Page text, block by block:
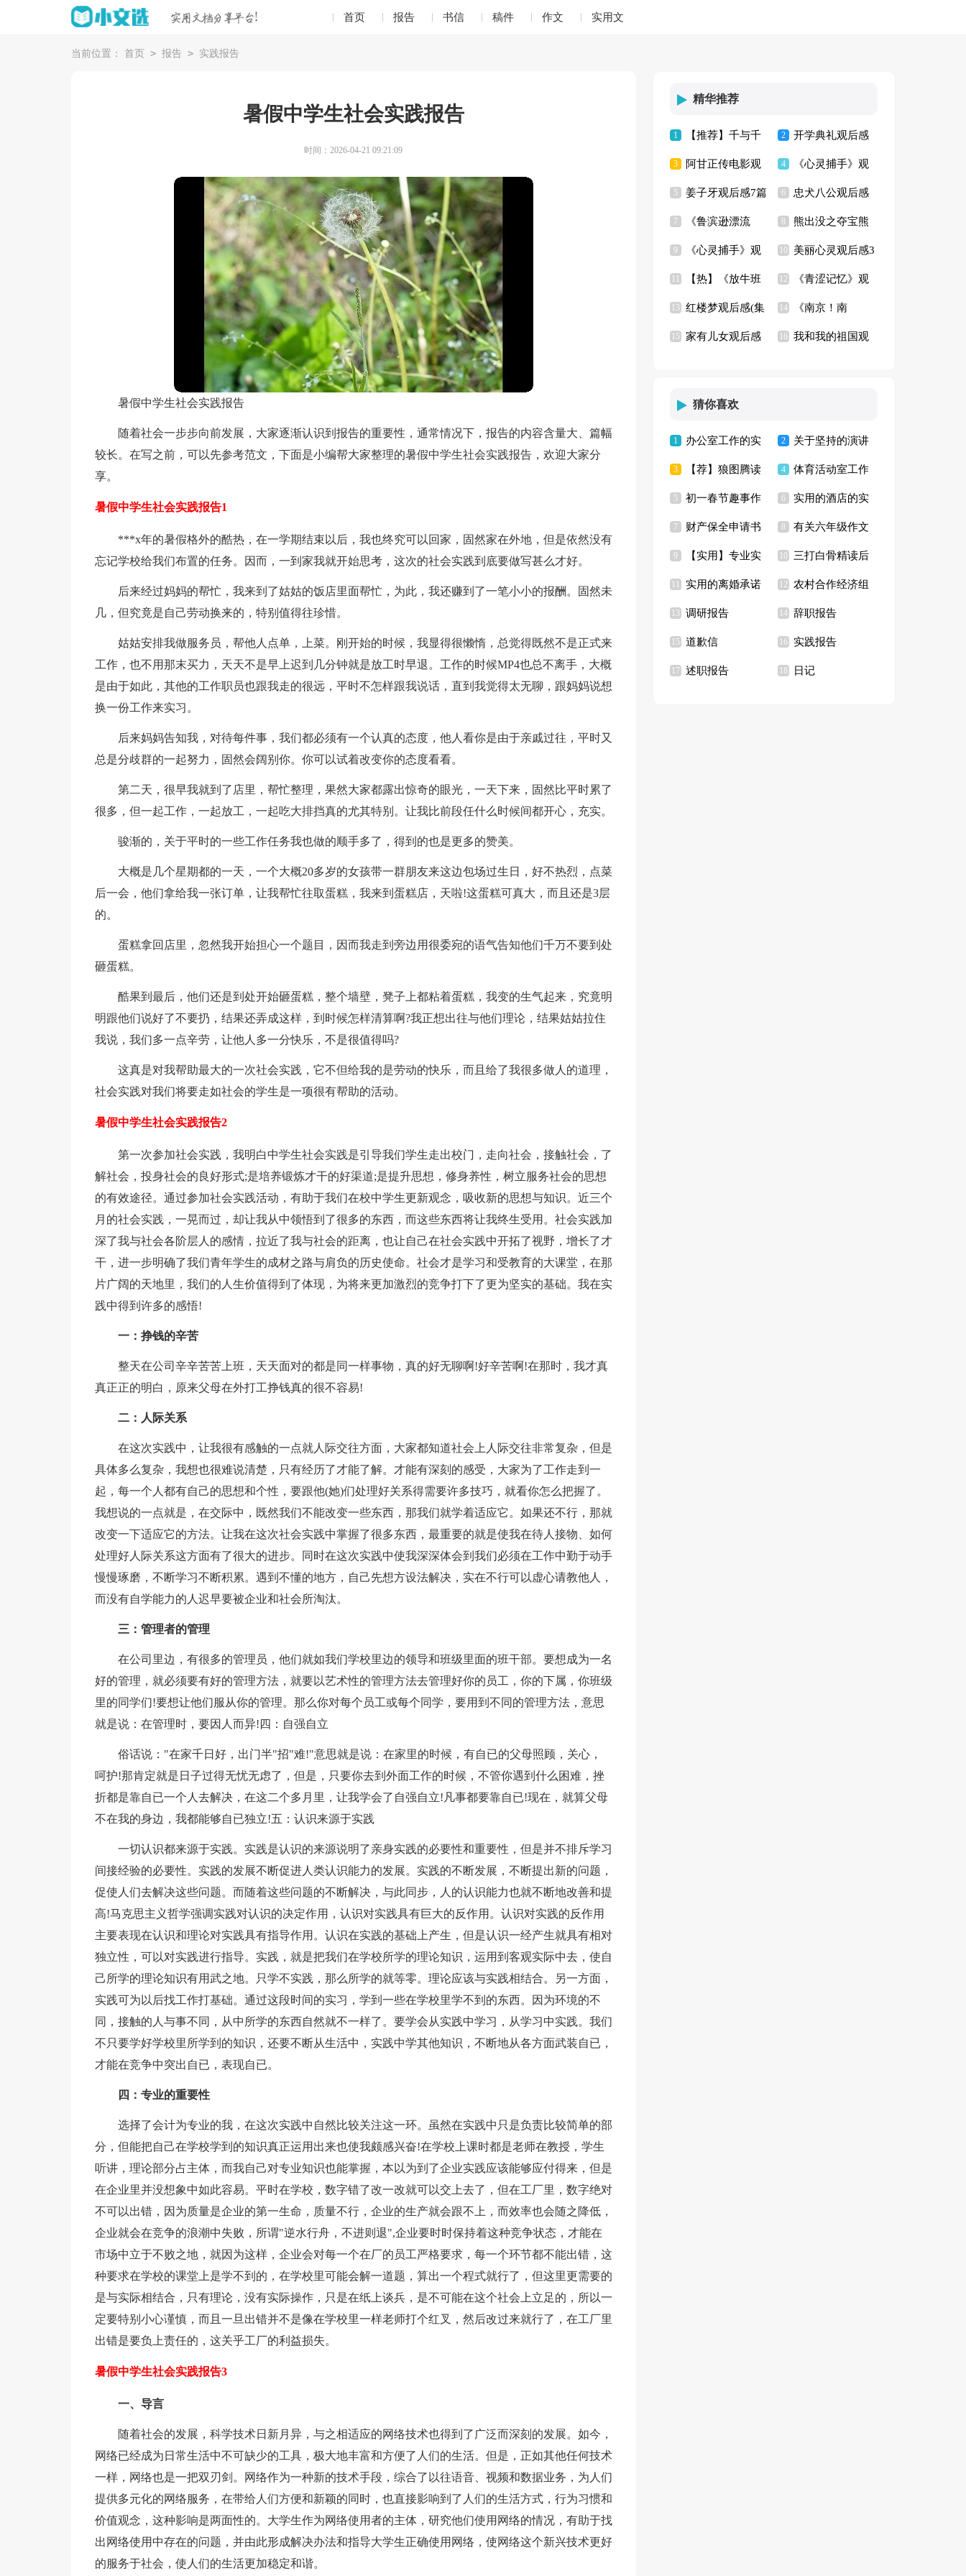
首页 报告 书信 稿件 作文 实用文
当前位置： 首页 > 报告 > 实践报告
暑假中学生社会实践报告
时间：2026-04-21 09:21:09
暑假中学生社会实践报告
随着社会一步步向前发展，大家逐渐认识到报告的重要性，通常情况下，报告的内容含量大、篇幅
较长。在写之前，可以先参考范文，下面是小编帮大家整理的暑假中学生社会实践报告，欢迎大家分
享。
暑假中学生社会实践报告1
***x年的暑假格外的酷热，在一学期结束以后，我也终究可以回家，固然家在外地，但是依然没有
忘记学校给我们布置的任务。因而，一到家我就开始思考，这次的社会实践到底要做写甚么才好。
后来经过妈妈的帮忙，我来到了姑姑的饭店里面帮忙，为此，我还赚到了一笔小小的报酬。固然未
几，但究竟是自己劳动换来的，特别值得往珍惜。
姑姑安排我做服务员，帮他人点单，上菜。刚开始的时候，我显得很懒惰，总觉得既然不是正式来
工作，也不用那末买力，天天不是早上迟到几分钟就是放工时早退。工作的时候MP4也总不离手，大概
是由于如此，其他的工作职员也跟我走的很远，平时不怎样跟我说话，直到我觉得太无聊，跟妈妈说想
换一份工作来实习。
后来妈妈告知我，对待每件事，我们都必须有一个认真的态度，他人看你是由于亲戚过往，平时又
总是分歧群的一起努力，固然会阔别你。你可以试着改变你的态度看看。
第二天，很早我就到了店里，帮忙整理，果然大家都露出惊奇的眼光，一天下来，固然比平时累了
很多，但一起工作，一起放工，一起吃大排挡真的尤其特别。让我比前段任什么时候间都开心，充实。
骏渐的，关于平时的一些工作任务我也做的顺手多了，得到的也是更多的赞美。
大概是几个星期都的一天，一个大概20多岁的女孩带一群朋友来这边包场过生日，好不热烈，点菜
后一会，他们拿给我一张订单，让我帮忙往取蛋糕，我来到蛋糕店，天啦!这蛋糕可真大，而且还是3层
的。
蛋糕拿回店里，忽然我开始担心一个题目，因而我走到旁边用很委宛的语气告知他们千万不要到处
砸蛋糕。
酷果到最后，他们还是到处开始砸蛋糕，整个墙壁，凳子上都粘着蛋糕，我变的生气起来，究竟明
明跟他们说好了不要扔，结果还弄成这样，到时候怎样清算啊?我正想出往与他们理论，结果姑姑拉住
我说，我们多一点辛劳，让他人多一分快乐，不是很值得吗?
这真是对我帮助最大的一次社会实践，它不但给我的是劳动的快乐，而且给了我很多做人的道理，
社会实践对我们将要走如社会的学生是一项很有帮助的活动。
暑假中学生社会实践报告2
第一次参加社会实践，我明白中学生社会实践是引导我们学生走出校门，走向社会，接触社会，了
解社会，投身社会的良好形式;是培养锻炼才干的好渠道;是提升思想，修身养性，树立服务社会的思想
的有效途径。通过参加社会实践活动，有助于我们在校中学生更新观念，吸收新的思想与知识。近三个
月的社会实践，一晃而过，却让我从中领悟到了很多的东西，而这些东西将让我终生受用。社会实践加
深了我与社会各阶层人的感情，拉近了我与社会的距离，也让自己在社会实践中开拓了视野，增长了才
干，进一步明确了我们青年学生的成材之路与肩负的历史使命。社会才是学习和受教育的大课堂，在那
片广阔的天地里，我们的人生价值得到了体现，为将来更加激烈的竞争打下了更为坚实的基础。我在实
践中得到许多的感悟!
一：挣钱的辛苦
整天在公司辛辛苦苦上班，天天面对的都是同一样事物，真的好无聊啊!好辛苦啊!在那时，我才真
真正正的明白，原来父母在外打工挣钱真的很不容易!
二：人际关系
在这次实践中，让我很有感触的一点就人际交往方面，大家都知道社会上人际交往非常复杂，但是
具体多么复杂，我想也很难说清楚，只有经历了才能了解。才能有深刻的感受，大家为了工作走到一
起，每一个人都有自己的思想和个性，要跟他(她)们处理好关系得需要许多技巧，就看你怎么把握了。
我想说的一点就是，在交际中，既然我们不能改变一些东西，那我们就学着适应它。如果还不行，那就
改变一下适应它的方法。让我在这次社会实践中掌握了很多东西，最重要的就是使我在待人接物、如何
处理好人际关系这方面有了很大的进步。同时在这次实践中使我深深体会到我们必须在工作中勤于动手
慢慢琢磨，不断学习不断积累。遇到不懂的地方，自己先想方设法解决，实在不行可以虚心请教他人，
而没有自学能力的人迟早要被企业和社会所淘汰。
三：管理者的管理
在公司里边，有很多的管理员，他们就如我们学校里边的领导和班级里面的班干部。要想成为一名
好的管理，就必须要有好的管理方法，就要以艺术性的管理方法去管理好你的员工，你的下属，你班级
里的同学们!要想让他们服从你的管理。那么你对每个员工或每个同学，要用到不同的管理方法，意思
就是说：在管理时，要因人而异!四：自强自立
俗话说："在家千日好，出门半"招"难!"意思就是说：在家里的时候，有自已的父母照顾，关心，
呵护!那肯定就是日子过得无忧无虑了，但是，只要你去到外面工作的时候，不管你遇到什么困难，挫
折都是靠自已一个人去解决，在这二个多月里，让我学会了自强自立!凡事都要靠自已!现在，就算父母
不在我的身边，我都能够自已独立!五：认识来源于实践
一切认识都来源于实践。实践是认识的来源说明了亲身实践的必要性和重要性，但是并不排斥学习
间接经验的必要性。实践的发展不断促进人类认识能力的发展。实践的不断发展，不断提出新的问题，
促使人们去解决这些问题。而随着这些问题的不断解决，与此同步，人的认识能力也就不断地改善和提
高!马克思主义哲学强调实践对认识的决定作用，认识对实践具有巨大的反作用。认识对实践的反作用
主要表现在认识和理论对实践具有指导作用。认识在实践的基础上产生，但是认识一经产生就具有相对
独立性，可以对实践进行指导。实践，就是把我们在学校所学的理论知识，运用到客观实际中去，使自
己所学的理论知识有用武之地。只学不实践，那么所学的就等零。理论应该与实践相结合。另一方面，
实践可为以后找工作打基础。通过这段时间的实习，学到一些在学校里学不到的东西。因为环境的不
同，接触的人与事不同，从中所学的东西自然就不一样了。要学会从实践中学习，从学习中实践。我们
不只要学好学校里所学到的知识，还要不断从生活中，实践中学其他知识，不断地从各方面武装自已，
才能在竞争中突出自已，表现自已。
四：专业的重要性
选择了会计为专业的我，在这次实践中自然比较关注这一环。虽然在实践中只是负责比较简单的部
分，但能把自己在学校学到的知识真正运用出来也使我颇感兴奋!在学校上课时都是老师在教授，学生
听讲，理论部分占主体，而我自己对专业知识也能掌握，本以为到了企业实践应该能够应付得来，但是
在企业里并没想象中如此容易。平时在学校，数字错了改一改就可以交上去了，但在工厂里，数字绝对
不可以出错，因为质量是企业的第一生命，质量不行，企业的生产就会跟不上，而效率也会随之降低，
企业就会在竞争的浪潮中失败，所谓"逆水行舟，不进则退",企业要时时保持着这种竞争状态，才能在
市场中立于不败之地，就因为这样，企业会对每一个在厂的员工严格要求，每一个环节都不能出错，这
种要求在学校的课堂上是学不到的，在学校里可能会解一道题，算出一个程式就行了，但这里更需要的
是与实际相结合，只有理论，没有实际操作，只是在纸上谈兵，是不可能在这个社会上立足的，所以一
定要特别小心谨慎，而且一旦出错并不是像在学校里一样老师打个红叉，然后改过来就行了，在工厂里
出错是要负上责任的，这关乎工厂的利益损失。
暑假中学生社会实践报告3
一、导言
随着社会的发展，科学技术日新月异，与之相适应的网络技术也得到了广泛而深刻的发展。如今，
网络已经成为日常生活中不可缺少的工具，极大地丰富和方便了人们的生活。但是，正如其他任何技术
一样，网络也是一把双刃剑。网络作为一种新的技术手段，综合了以往语音、视频和数据业务，为人们
提供多元化的网络服务，在带给人们方便和新颖的同时，也直接影响到了人们的生活方式，行为习惯和
价值观念，这种影响是两面性的。大学生作为网络使用者的主体，研究他们使用网络的情况，有助于找
出网络使用中存在的问题，并由此形成解决办法和指导大学生正确使用网络，使网络这个新兴技术更好
的服务于社会，使人们的生活更加稳定和谐。
精华推荐
1 【推荐】千与千
寻观后感
2 开学典礼观后感
(15篇)
3 阿甘正传电影观
后感(15篇)
4 《心灵捕手》观
后感14篇
5 姜子牙观后感7篇 6 忠犬八公观后感
【荐】
7 《鲁滨逊漂流
记》观后感8篇
8 熊出没之夺宝熊
兵观后感10篇
9 《心灵捕手》观
后感(14篇)
10 美丽心灵观后感3
篇
【热】《放牛班
的春天》观后感
12 《青涩记忆》观
后感
13 红楼梦观后感(集
锦13篇)
14 《南京！南
京！》观后感
15 家有儿女观后感 16 我和我的祖国观
猜你喜欢
1 办公室工作的实
习报告4篇
2 关于坚持的演讲
稿15篇
3 【荐】狼图腾读
书心得
4 体育活动室工作
计划
5 初一春节趣事作
文集合七篇
6 实用的酒店的实
习报告六篇
7 财产保全申请书
集合15篇
8 有关六年级作文
快乐的春节作文汇编
七篇
9 【实用】专业实
习报告汇编七篇
10 三打白骨精读后
感
实用的离婚承诺
书3篇
12 农村合作经济组
织调研报告
13 调研报告 14 辞职报告
15 道歉信 16 实践报告
17 述职报告 18 日记